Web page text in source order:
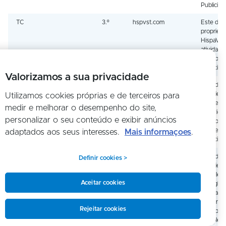
TC 3.º hspvst.com
Este
atividade
principal
Este
Casale
A
principal
empresa
3.º
Este
atividade
comercial
principal
Valorizamos a sua privacidade
Utilizamos cookies próprias e de terceiros para
medir e melhorar o desempenho do site,
personalizar o seu conteúdo e exibir anúncios
adaptados aos seus interesses.
Mais informaçoes.
Definir cookies >
Rejeitar cookies
Aceitar cookies